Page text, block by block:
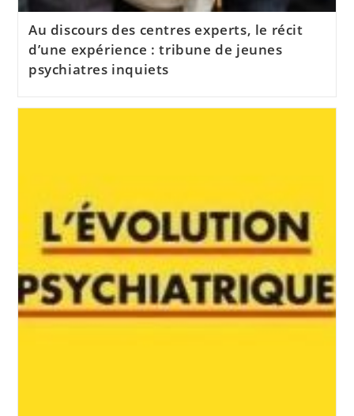
Au discours des centres experts, le récit
d’une expérience : tribune de jeunes
psychiatres inquiets